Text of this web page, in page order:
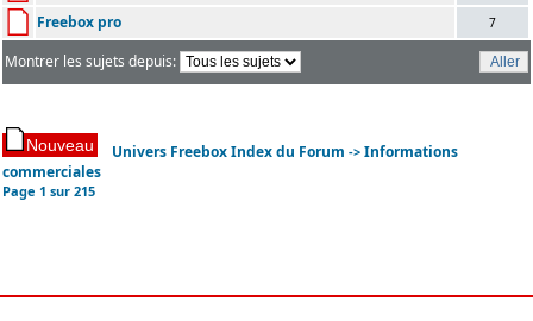
Freebox pro 7
Montrer les sujets depuis:
Univers Freebox Index du Forum ->Informations
commerciales
Page1 sur215